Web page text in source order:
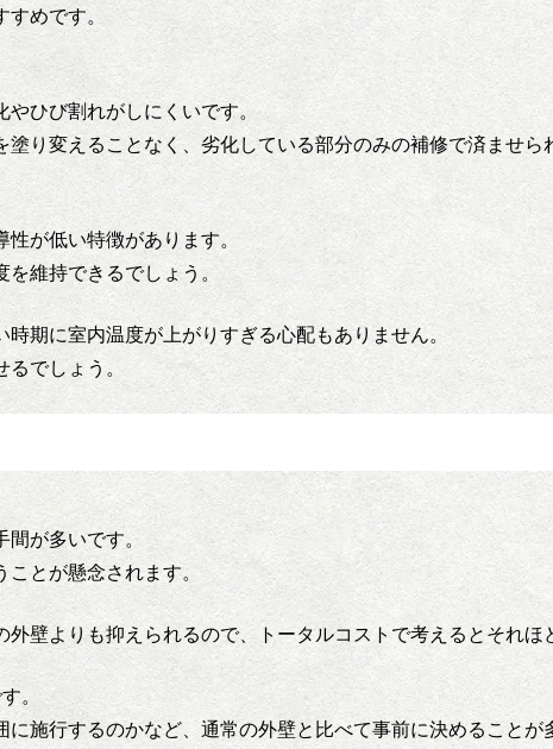
めです。
やひび割れがしにくいです。
り変えることなく、劣化している部分のみの補修で済ませら
性が低い特徴があります。
維持できるでしょう。
期に室内温度が上がりすぎる心配もありません。
でしょう。
間が多いです。
とが懸念されます。
壁よりも抑えられるので、トータルコストで考えるとそれ
。
施行するのかなど、通常の外壁と比べて事前に決めること